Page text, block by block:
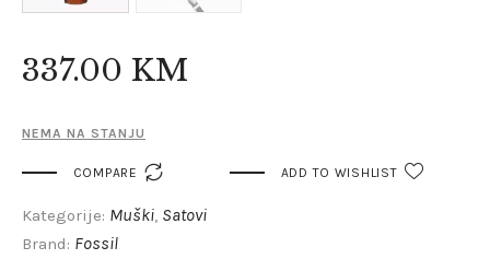
337.00 KM
NEMA NA STANJU
COMPARE  ADD TO WISHLIST
Kategorije: Muški, Satovi
Brand: Fossil